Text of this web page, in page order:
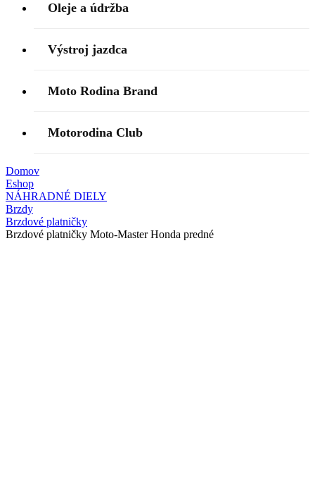
Oleje a údržba
Výstroj jazdca
Moto Rodina Brand
Motorodina Club
Domov
Eshop
NÁHRADNÉ DIELY
Brzdy
Brzdové platničky
Brzdové platničky Moto-Master Honda predné